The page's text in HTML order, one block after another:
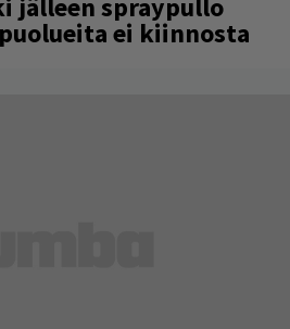
jälleen spraypullo
ei kiinnosta